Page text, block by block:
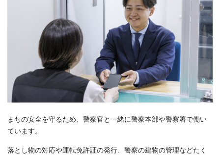
まちの安全を守るため、警察官と一緒に警察本部や警察署で働い
ています。
落とし物の対応や運転免許証の発行、警察の建物の管理などたく